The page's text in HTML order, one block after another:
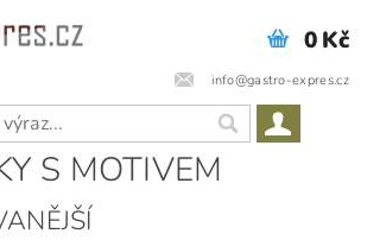
info@gastro-expres.cz
0 Kč
S MOTIVEM